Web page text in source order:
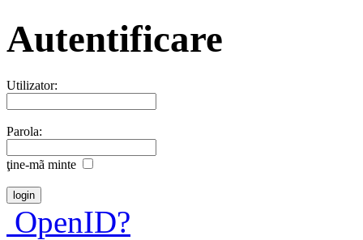
Autentificare
Utilizator:
Parola:
ţine-mã minte
OpenID?